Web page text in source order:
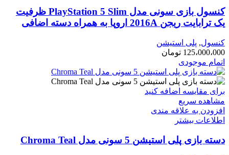
کنسول بازی سونی مدل PlayStation 5 Slim ظرفیت
یک ترابایت ریجن 2016A اروپا به همراه دسته اضافی
کنسول, پلی استیشن
125،000،000 تومان
اتمام موجودی
برای مقایسه اضافه کنید
مشاهده سریع
افزودن به علاقه مندی
اطلاعات بیشتر
دسته بازی پلی استیشن 5 سونی مدل Chroma Teal